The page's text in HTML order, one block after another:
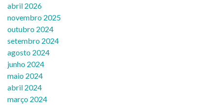
abril 2026
novembro 2025
outubro 2024
setembro 2024
agosto 2024
junho 2024
maio 2024
abril 2024
março 2024